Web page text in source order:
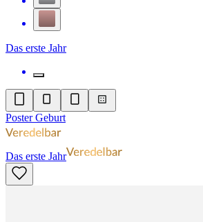
Das erste Jahr
Poster Geburt
Das erste Jahr